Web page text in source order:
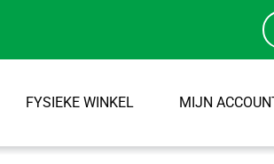
FYSIEKE WINKEL MIJN